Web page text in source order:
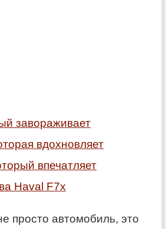
завораживает
вдохновляет
впечатляет
Haval F7x
просто автомобиль, это